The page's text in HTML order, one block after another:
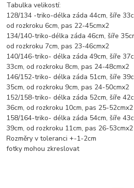
Tabulka velikostí:
128/134 -triko-délka záda 44cm, šíře
od rozkroku 6cm, pas 22-45cmx2
134/140-triko-délka záda 46cm, šíře
od rozkroku 7cm, pas 23-46cmx2
140/146-triko- délka záda 49cm, šíře
33cm, od rozkroku 8cm, pas 24-48cmx2
146/152-triko- délka záda 51cm, šíře
35cm, od rozkroku 9cm, pas 24-50cmx2
152/158-triko- délka záda 52cm, šíře
36cm, od rozkroku 10cm, pas 25-52cmx2
158/164-triko- délka záda 54cm, šíře
39cm, od rozkroku 11cm, pas 26-53cmx2
Rozměry v toleranci +-1-2cm
fotky mohou zkreslovat